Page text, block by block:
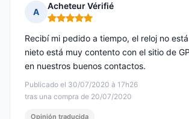
A
Acheteur Vérifié
Nota: 5 de 5
Publicado el 30/07/2020 à 17h26
tras una compra de 20/07/2020
Recibí mi pedido a tiempo, el reloj no
nieto está muy contento con el sitio de
en nuestros buenos contactos.
Opinión traducida